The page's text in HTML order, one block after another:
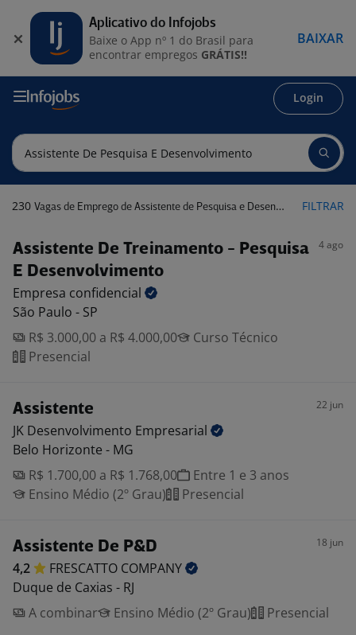
Login
230 Vagas de Emprego de Assistente de Pesquisa e Desenvolvimento FILTRAR
Assistente De Treinamento - Pesquisa
E Desenvolvimento
4 ago
Empresa confidencial
São Paulo - SP
R$ 3.000,00 a R$ 4.000,00
Curso Técnico
Presencial
Assistente 22 jun
JK Desenvolvimento Empresarial
Belo Horizonte - MG
R$ 1.700,00 a R$ 1.768,00
Entre 1 e 3 anos
Ensino Médio (2º Grau)
Presencial
Assistente De P&D 18 jun
4,2 FRESCATTO COMPANY
Duque de Caxias - RJ
A combinar
Ensino Médio (2º Grau) Presencial
Aplicativo do Infojobs
Baixe o App nº 1 do Brasil para
encontrar empregos GRÁTIS!!
BAIXAR